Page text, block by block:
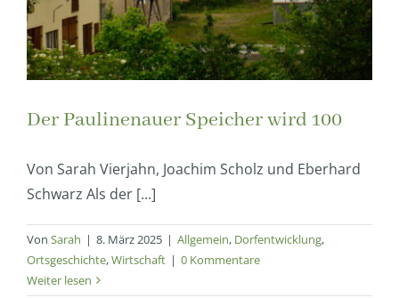
Der Paulinenauer Speicher wird 100
Von Sarah Vierjahn, Joachim Scholz und Eberhard
Schwarz Als der [...]
Von Sarah | 8. März 2025 | Allgemein, Dorfentwicklung,
Ortsgeschichte,Wirtschaft | 0 Kommentare
Weiter lesen